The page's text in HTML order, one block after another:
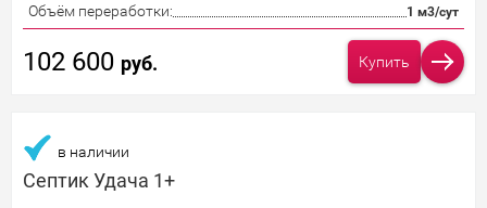
Объём переработки: 1 м3/сут
102 600 руб. Купить
в наличии
Септик Удача 1+